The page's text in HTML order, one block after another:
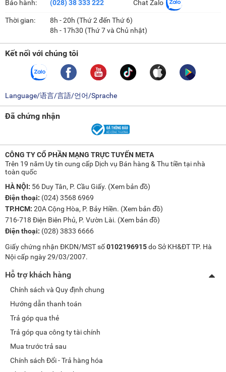
Bảo hành:
(028) 38 333 222
Chat Zalo
Thời gian:
8h - 20h (Thứ 2 đến Thứ 6)
8h - 17h30 (Thứ 7 và Chủ nhật)
Kết nối với chúng tôi
Language/语言/言語/언어/Sprache
Đã chứng nhận
CÔNG TY CỔ PHẦN MẠNG TRỰC TUYẾN META
Trên 19 năm Uy tín cung cấp Dịch vụ Bán hàng & Thu tiền tại nhà
toàn quốc
HÀ NỘI: 56 Duy Tân, P. Cầu Giấy. (Xem bản đồ)
Điện thoại: (024) 3568 6969
TP.HCM: 20A Cộng Hòa, P. Bảy Hiền. (Xem bản đồ)
716-718 Điện Biên Phủ, P. Vườn Lài. (Xem bản đồ)
Điện thoại: (028) 3833 6666
Giấy chứng nhận ĐKDN/MST số0102196915do Sở KH&ĐT TP. Hà
Nội cấp ngày 29/03/2007.
Hỗ trợ khách hàng
Chính sách và Quy định chung
Hướng dẫn thanh toán
Trả góp qua thẻ
Trả góp qua công ty tài chính
Mua trước trả sau
Chính sách Đổi - Trả hàng hóa